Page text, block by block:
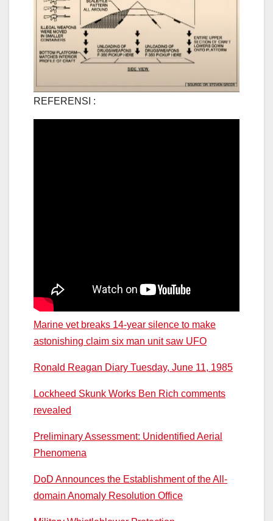
REFERENSI :
Marine vet breaks 14-year silence to make
astonishing claim six man unit saw UFO
Ronald Reagan Diary Tuesday, June 11, 1985
Lockheed Skunk Works Ben Rich comments
revealed
Preliminary Assessment: Unidentified Aerial
Phenomena
DoD Announces the Establishment of the All-
domain Anomaly Resolution Office